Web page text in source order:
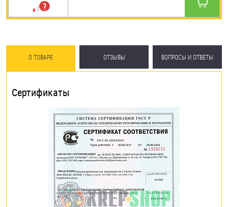
О ТОВАРЕ ОТЗЫВЫ ВОПРОСЫ И ОТВЕТЫ
Сертификаты